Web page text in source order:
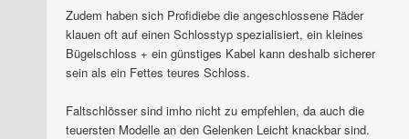
Zudem haben sich Profidiebe die angeschlossene Räder
klauen oft auf einen Schlosstyp spezialisiert, ein kleines
Bügelschloss + ein günstiges Kabel kann deshalb sicherer
sein als ein Fettes teures Schloss.
Faltschlösser sind imho nicht zu empfehlen, da auch die
teuersten Modelle an den Gelenken Leicht knackbar sind.